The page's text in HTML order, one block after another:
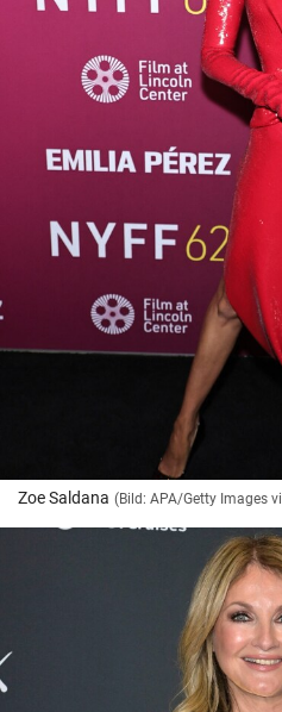
Zoe Saldana (Bild: APA/Getty Images